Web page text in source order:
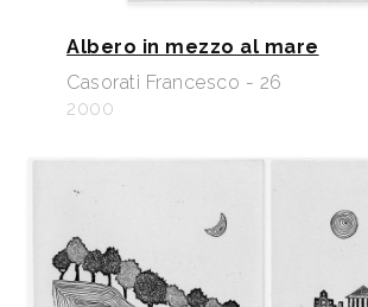
Albero in mezzo al mare
Casorati Francesco - 26
2000